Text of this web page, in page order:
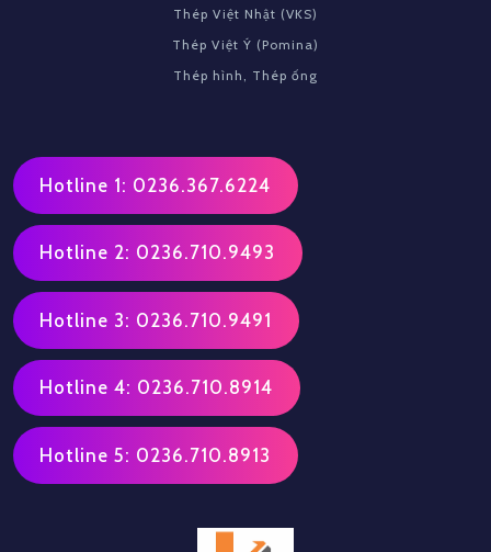
Thép Việt Nhật (VKS)
Thép Việt Ý (Pomina)
Thép hình, Thép ống
Hotline 1: 0236.367.6224
Hotline 2: 0236.710.9493
Hotline 3: 0236.710.9491
Hotline 4: 0236.710.8914
Hotline 5: 0236.710.8913